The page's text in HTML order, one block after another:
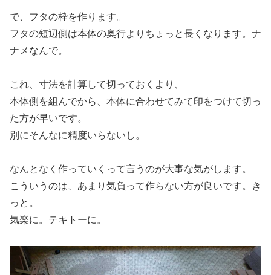
で、フタの枠を作ります。
フタの短辺側は本体の奥行よりちょっと長くなります。ナ
ナメなんで。
これ、寸法を計算して切っておくより、
本体側を組んでから、本体に合わせてみて印をつけて切っ
た方が早いです。
別にそんなに精度いらないし。
なんとなく作っていくって言うのが大事な気がします。
こういうのは、あまり気負って作らない方が良いです。き
っと。
気楽に。テキトーに。